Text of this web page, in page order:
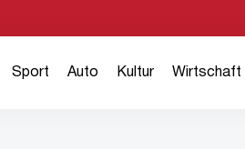
Sport Auto Kultur Wirtschaft